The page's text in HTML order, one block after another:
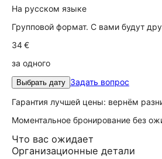
На русском языке
Групповой формат. С вами будут
34 €
за одного
Выбрать дату Задать вопрос
Гарантия лучшей цены: вернём
Моментальное бронирование без
Что вас ожидает
Организационные детали